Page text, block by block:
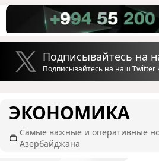
Подписывайтесь на
Подписывайтесь на наш Twitter
ЭКОНОМИКА
Самые важные и оперативные
Азербайджана